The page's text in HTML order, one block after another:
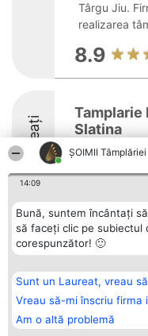
ȘOIMII Tâmplăriei
14:09
Bună, suntem încântați
să faceți clic pe subiectul
corespunzător! 🙂
Sunt un Laureat, vreau
Vreau să-mi înscriu firma
Am o altă problemă
Târgu Jiu.
realizarea
8.9
Laureați
Tamplarie
Slatina
Organizator Ranking
BRIGHT SOLUTIONS BR SRL
Sc. A Et. 4 Ap. 13 Cod 061952
București
CUI 36737675
tel: +40 770 990 492